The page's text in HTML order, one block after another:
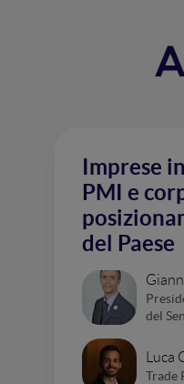
Imprese
PMI e
del Paese
del
Luca
Trade